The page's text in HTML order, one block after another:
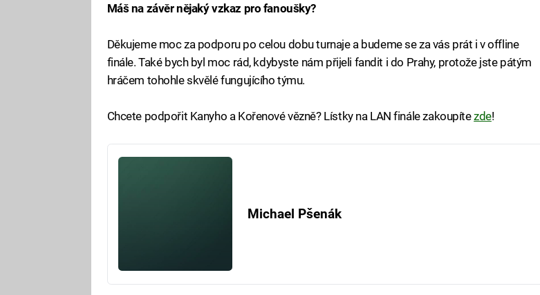
Máš na závěr nějaký vzkaz pro fanoušky?
Děkujeme moc za podporu po celou dobu turnaje a budeme se za vás prát i v offline
finále. Také bych byl moc rád, kdybyste nám přijeli fandit i do Prahy, protože jste pátým
hráčem tohohle skvělé fungujícího týmu.
Chcete podpořit Kanyho a Kořenové vězně? Lístky na LAN finále zakoupítezde!
Michael Pšenák